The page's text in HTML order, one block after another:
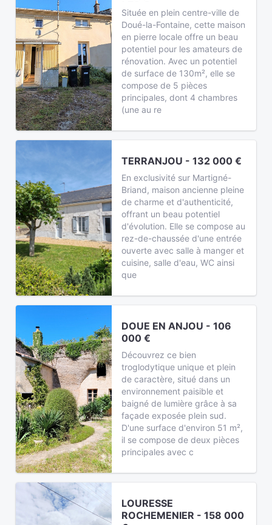
Située en plein centre-ville de
Doué-la-Fontaine, cette maison
en pierre locale offre un beau
potentiel pour les amateurs de
rénovation. Avec un potentiel
de surface de 130m², elle se
compose de 5 pièces
principales, dont 4 chambres
(une au re
TERRANJOU - 132 000 €
En exclusivité sur Martigné-
Briand, maison ancienne pleine
de charme et d'authenticité,
offrant un beau potentiel
d'évolution. Elle se compose au
rez-de-chaussée d'une entrée
ouverte avec salle à manger et
cuisine, salle d'eau, WC ainsi
que
DOUE EN ANJOU - 106
000 €
Découvrez ce bien
troglodytique unique et plein
de caractère, situé dans un
environnement paisible et
baigné de lumière grâce à sa
façade exposée plein sud.
D'une surface d'environ 51 m²,
il se compose de deux pièces
principales avec c
LOURESSE
ROCHEMENIER - 158 000